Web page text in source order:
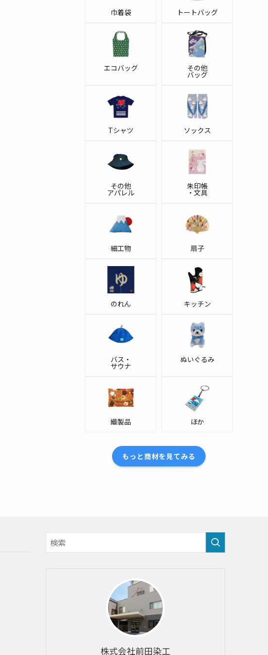
巾着袋 トートバッグ
エコバッグ その他
バッグ
Tシャツ ソックス
その他
アパレル
朱印帳
・文具
細工物 扇子
のれん キッチン
バス・
サウナ
ぬいぐるみ
織製品 ほか
もっと商材を見てみる
株式会社前田染工